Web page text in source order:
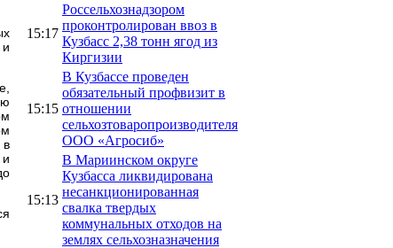
15:17
Россельхознадзором
проконтролирован ввоз в
Кузбасс 2,38 тонн ягод из
Киргизии
15:15
В Кузбассе проведен
обязательный профвизит в
отношении
сельхозтоваропроизводителя
ООО «Агросиб»
15:13
В Мариинском округе
Кузбасса ликвидирована
несанкционированная
свалка твердых
коммунальных отходов на
землях сельхозназначения